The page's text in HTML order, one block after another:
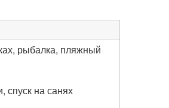
рыбалка, пляжный
спуск на санях